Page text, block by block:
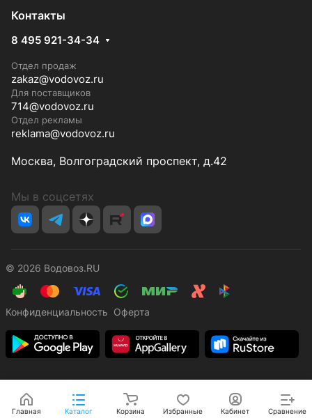
Контакты
8 495 921-34-34
Отдел продаж
zakaz@vodovoz.ru
Для поставщиков
714@vodovoz.ru
Отдел рекламы
reklama@vodovoz.ru
Москва, Волгоградский проспект, д.42
Мы в соцсетях
© 2026 Водовоз.RU
Конфиденциальность Оферта
Главная Каталог Корзина Избранные Кабинет Сравнение